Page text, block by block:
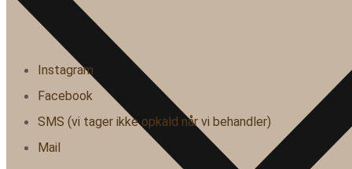
Instagram
Facebook
SMS (vi tager ikke opkald når vi behandler)
Mail